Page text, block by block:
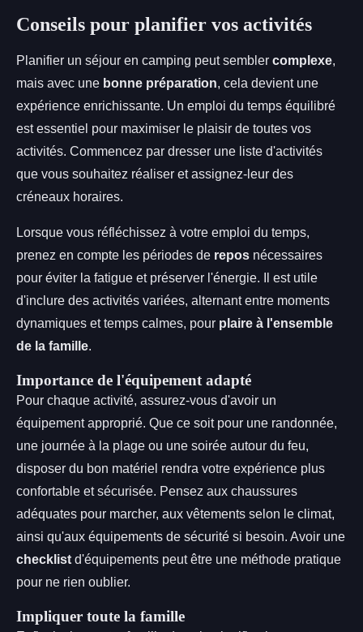
Conseils pour planifier vos activités
Planifier un séjour en camping peut sembler complexe,
mais avec une bonne préparation, cela devient une
expérience enrichissante. Un emploi du temps équilibré
est essentiel pour maximiser le plaisir de toutes vos
activités. Commencez par dresser une liste d'activités
que vous souhaitez réaliser et assignez-leur des
créneaux horaires.
Lorsque vous réfléchissez à votre emploi du temps,
prenez en compte les périodes de repos nécessaires
pour éviter la fatigue et préserver l'énergie. Il est utile
d'inclure des activités variées, alternant entre moments
dynamiques et temps calmes, pour plaire à l'ensemble
de la famille.
Importance de l'équipement adapté
Pour chaque activité, assurez-vous d'avoir un
équipement approprié. Que ce soit pour une randonnée,
une journée à la plage ou une soirée autour du feu,
disposer du bon matériel rendra votre expérience plus
confortable et sécurisée. Pensez aux chaussures
adéquates pour marcher, aux vêtements selon le climat,
ainsi qu'aux équipements de sécurité si besoin. Avoir une
checklist d'équipements peut être une méthode pratique
pour ne rien oublier.
Impliquer toute la famille